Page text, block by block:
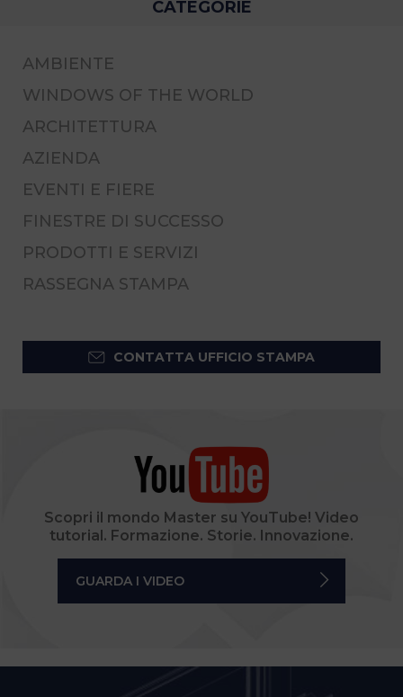
CATEGORIE
AMBIENTE
WINDOWS OF THE WORLD
ARCHITETTURA
AZIENDA
EVENTI E FIERE
FINESTRE DI SUCCESSO
PRODOTTI E SERVIZI
RASSEGNA STAMPA
CONTATTA UFFICIO STAMPA
Scopri il mondo Master su YouTube! Video
tutorial. Formazione. Storie. Innovazione.
GUARDA I VIDEO